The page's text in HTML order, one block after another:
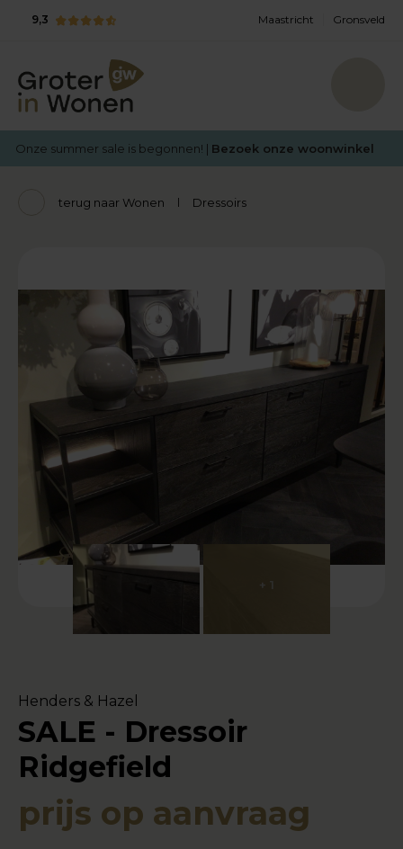
9,3 Maastricht Gronsveld
Onze summer sale is begonnen! | Bezoek onze woonwinkel
terug naar Wonen Dressoirs
+ 1
Henders & Hazel
SALE - Dressoir
Ridgefield
prijs op aanvraag